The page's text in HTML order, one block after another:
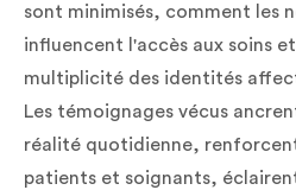
sont minimisés, comment les
influencent l'accès aux soins
multiplicité des identités
Les témoignages vécus
réalité quotidienne,
patients et soignants,